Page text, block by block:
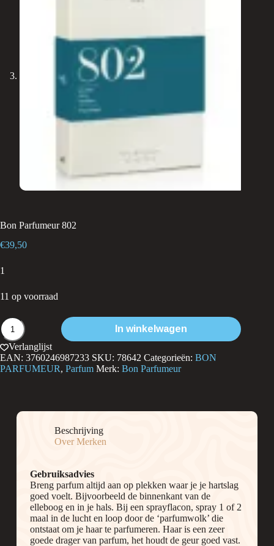
Bon Parfumeur 802
€39,50
1
11 op voorraad
Bon
Parfumeur
802
aantal
In winkelwagen
Verlanglijst
EAN: 3760246987233 SKU: 78642 Categorieën: BON
PARFUMEUR, Parfum Merk: Bon Parfumeur
Beschrijving
Over Merken
Gebruiksadvies
Breng parfum altijd aan op plekken waar je je hartslag
goed voelt. Bijvoorbeeld de binnenkant van de
elleboog en in je hals. Bij een sprayflacon, spray 1 of 2
maal in de lucht en loop door de ‘parfumwolk’ die
ontstaat om je haar te parfumeren. Haar is een zeer
goede drager van parfum, het houdt de geur goed vast.